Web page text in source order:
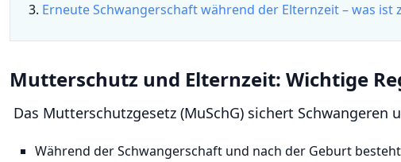
Erneute Schwangerschaft während der Elternzeit – was ist
Mutterschutz und Elternzeit: Wichtige
Das Mutterschutzgesetz (MuSchG) sichert
Während der Schwangerschaft und nach der Geburt